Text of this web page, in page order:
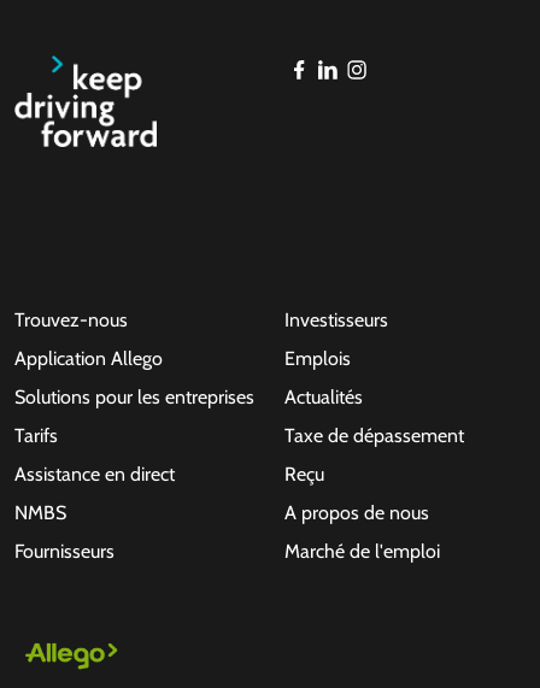
Trouvez-nous
Application Allego
Solutions pour les entreprises
Tarifs
Assistance en direct
NMBS
Fournisseurs
Investisseurs
Emplois
Actualités
Taxe de dépassement
Reçu
A propos de nous
Marché de l'emploi